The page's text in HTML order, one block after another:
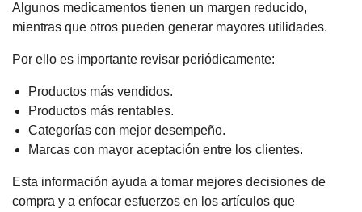
Algunos medicamentos tienen un margen reducido,
mientras que otros pueden generar mayores utilidades.
Por ello es importante revisar periódicamente:
Productos más vendidos.
Productos más rentables.
Categorías con mejor desempeño.
Marcas con mayor aceptación entre los clientes.
Esta información ayuda a tomar mejores decisiones de
compra y a enfocar esfuerzos en los artículos que